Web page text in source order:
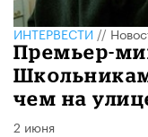
ИНТЕРВЕСТИ//
​Премьер-
чем на
2 июня